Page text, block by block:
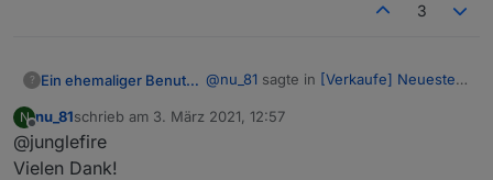
3
? Ein ehemaliger Benutzer @nu_81 sagte in [Verkaufe] Neueste
N
Offline
nu_81schrieb am 3. März 2021, 12:57
zuletzt editiert von
@junglefire
Vielen Dank!